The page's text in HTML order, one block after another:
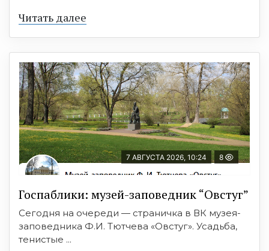
Читать далее
7 АВГУСТА 2026, 10:24 8
Госпаблики: музей-заповедник “Овстуг”
Сегодня на очереди — страничка в ВК музея-
заповедника Ф.И. Тютчева «Овстуг». Усадьба,
тенистые ...